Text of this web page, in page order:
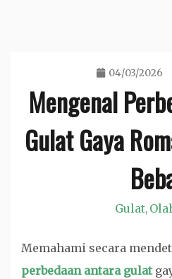
04/03/2026
Mengenal
Gulat Gaya
Gulat,
Memahami secara
perbedaan antara gulat